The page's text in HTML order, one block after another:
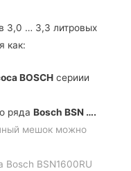
3,0 … 3,3 литровых
как:
BOSCH сериии
ряда Bosch BSN ….
мешок можно
BSN1600RU